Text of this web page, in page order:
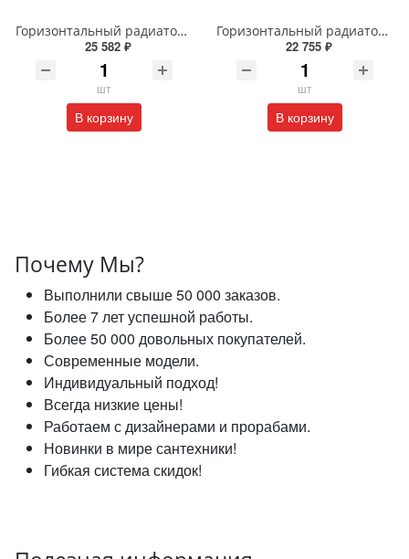
Горизонтальный радиатор с боковым подключением напольный Arbiola Gorizont Liner HZ 91505 50 х 48 см белый
25 582 ₽
шт
В корзину
Горизонтальный радиатор с боковым подключением напольный Arbiola Gorizont Liner HZ 91545 125 х 28 см черный
22 755 ₽
шт
В корзину
Почему Мы?
Выполнили свыше 50 000 заказов.
Более 7 лет успешной работы.
Более 50 000 довольных покупателей.
Современные модели.
Индивидуальный подход!
Всегда низкие цены!
Работаем с дизайнерами и прорабами.
Новинки в мире сантехники!
Гибкая система скидок!